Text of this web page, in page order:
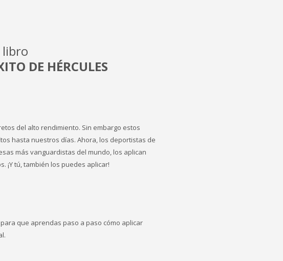
DE HÉRCULES
del alto rendimiento. Sin embargo estos
hasta nuestros días. Ahora, los deportistas de
más vanguardistas del mundo, los aplican
¡Y tú, también los puedes aplicar!
que aprendas paso a paso cómo aplicar